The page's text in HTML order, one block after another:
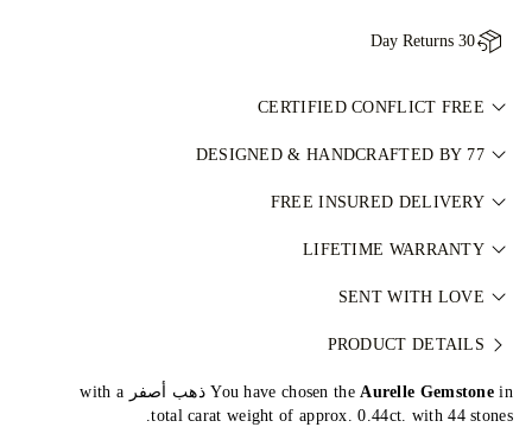
30 Day Returns
CERTIFIED CONFLICT FREE
جميع الألماس الطبيعي في مجموعتنا معتمد وخالٍ من النزاعات وفق
تصنيف كل حجر مركزي بشكل مستقل من مختبرات عالمية مثل
DESIGNED & HANDCRAFTED BY 77
Perfecting the art of storytelling — one piece at a time. See
FREE INSURED DELIVERY
Your jewellery will be delivered via our complimentary FedEx
mind. As all purchases are dispatched via our UAE hub. A 5%
collected directly at checkout and you won't be charged any
further duties during shipping and delivery. Should you not be
entirely happy with your purchase, you can return or
LIFETIME WARRANTY
من التفاصيل، راجعالشروط والأحكام
SENT WITH LOVE
We take extra care in making your jewellery as perfect as can
box, all neatly wrapped and ready for your moment.
PRODUCT DETAILS
You have chosen theAurelle Gemstone
in ذهب أصفر with a
total carat weight of approx. 0.44ct. with 44 stones.